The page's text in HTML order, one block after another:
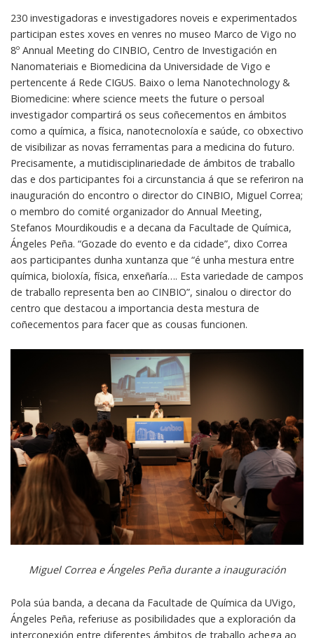
230 investigadoras e investigadores noveis e experimentados
participan estes xoves en venres no museo Marco de Vigo no
8º Annual Meeting do CINBIO, Centro de Investigación en
Nanomateriais e Biomedicina da Universidade de Vigo e
pertencente á Rede CIGUS. Baixo o lema Nanotechnology &
Biomedicine: where science meets the future o persoal
investigador compartirá os seus coñecementos en ámbitos
como a química, a física, nanotecnoloxía e saúde, co obxectivo
de visibilizar as novas ferramentas para a medicina do futuro.
Precisamente, a mutidisciplinariedade de ámbitos de traballo
das e dos participantes foi a circunstancia á que se referiron na
inauguración do encontro o director do CINBIO, Miguel Correa;
o membro do comité organizador do Annual Meeting,
Stefanos Mourdikoudis e a decana da Facultade de Química,
Ángeles Peña. “Gozade do evento e da cidade”, dixo Correa
aos participantes dunha xuntanza que “é unha mestura entre
química, bioloxía, física, enxeñaría…. Esta variedade de campos
de traballo representa ben ao CINBIO”, sinalou o director do
centro que destacou a importancia desta mestura de
coñecementos para facer que as cousas funcionen.
Miguel Correa e Ángeles Peña durante a inauguración
Pola súa banda, a decana da Facultade de Química da UVigo,
Ángeles Peña, referiuse as posibilidades que a exploración da
interconexión entre diferentes ámbitos de traballo achega ao